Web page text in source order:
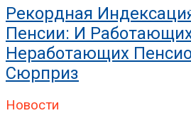
Рекордная
Пенсии: И
Неработающих
Сюрприз
Новости